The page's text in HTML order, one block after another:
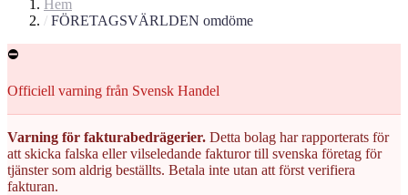
Hem
/ FÖRETAGSVÄRLDEN omdöme
⛔
Officiell varning från Svensk Handel
Varning för fakturabedrägerier. Detta bolag har rapporterats för
att skicka falska eller vilseledande fakturor till svenska företag för
tjänster som aldrig beställts. Betala inte utan att först verifiera
fakturan.